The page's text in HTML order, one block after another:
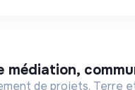
médiation,
de projets, Terre